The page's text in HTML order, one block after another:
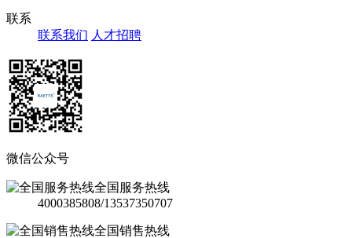
联系
联系我们 人才招聘
微信公众号
全国服务热线
4000385808/13537350707
全国销售热线